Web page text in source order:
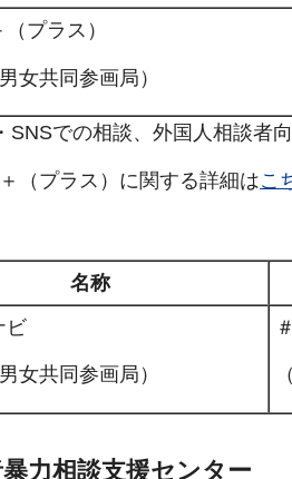
プラス）
女共同参画局）
での相談、外国人相談者
（プラス）に関する詳細はこ
名称
ビ
女共同参画局）
力相談支援センター